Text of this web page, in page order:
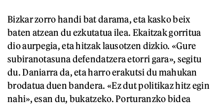
Bizkar zorro handi bat darama, eta kasko beix
baten atzean du ezkutatua ilea. Ekaitzak gorritua
dio aurpegia, eta hitzak lausotzen dizkio. «Gure
subiranotasuna defendatzera etorri gara», segitu
du. Daniarra da, eta harro erakutsi du mahukan
brodatua duen bandera. «Ez dut politikaz hitz egin
nahi», esan du, bukatzeko. Porturanzko bidea